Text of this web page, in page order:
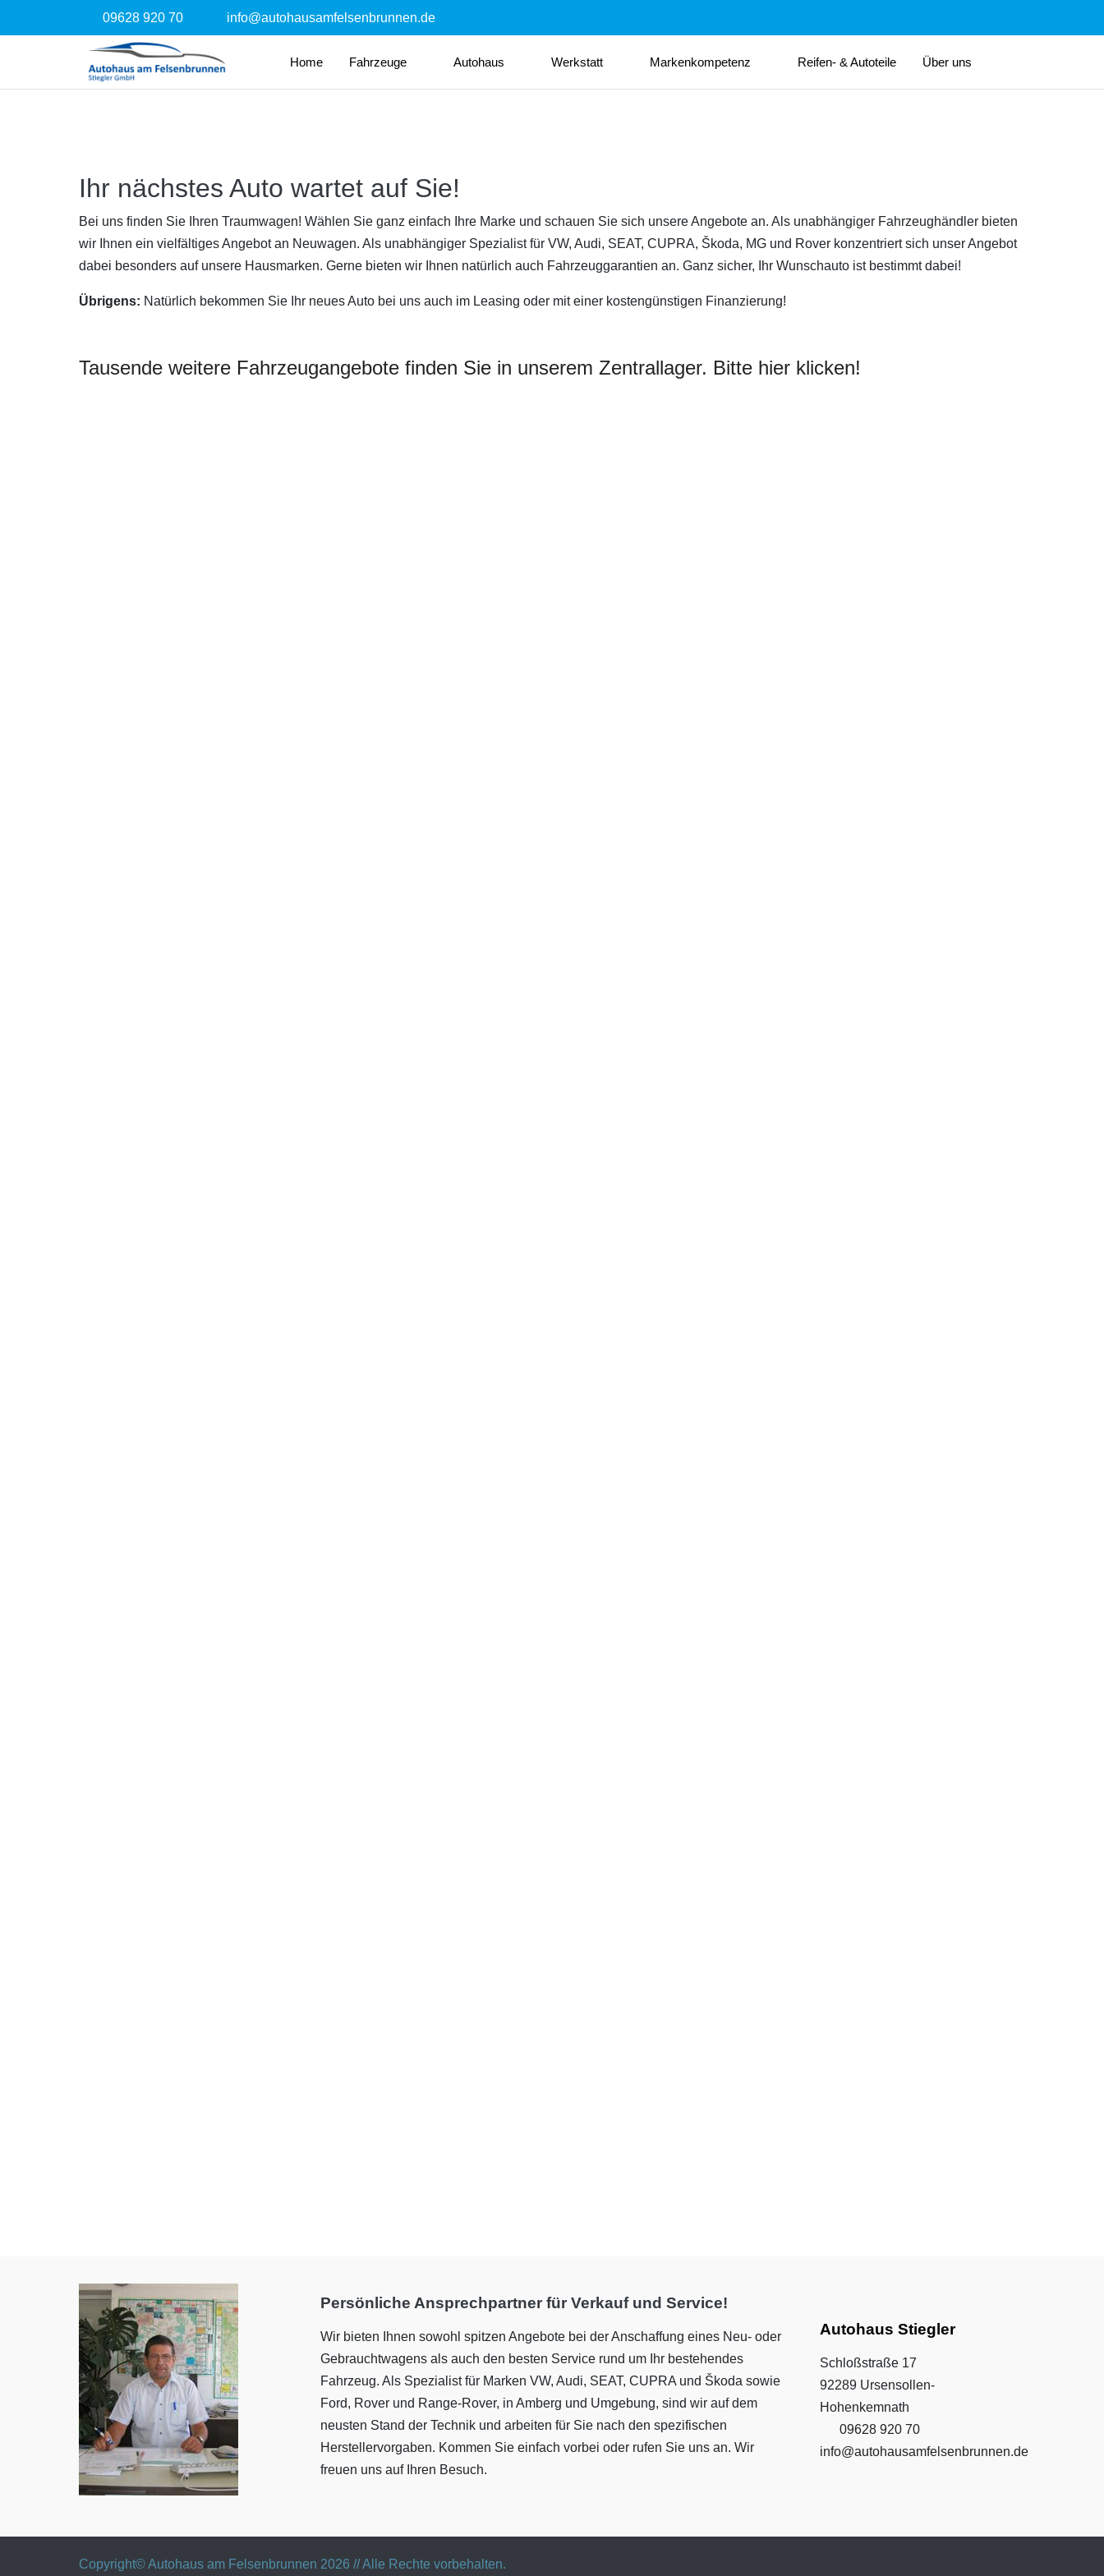
09628 920 70 info@autohausamfelsenbrunnen.de
Home Fahrzeuge Autohaus Werkstatt Markenkompetenz Reifen- & Autoteile Über uns
Ihr nächstes Auto wartet auf Sie!
Bei uns finden Sie Ihren Traumwagen! Wählen Sie ganz einfach Ihre Marke und schauen Sie sich unsere Angebote an. Als unabhängiger Fahrzeughändler bieten
wir Ihnen ein vielfältiges Angebot an Neuwagen. Als unabhängiger Spezialist für VW, Audi, SEAT, CUPRA, Škoda, MG und Rover konzentriert sich unser Angebot
dabei besonders auf unsere Hausmarken. Gerne bieten wir Ihnen natürlich auch Fahrzeuggarantien an. Ganz sicher, Ihr Wunschauto ist bestimmt dabei!
Übrigens: Natürlich bekommen Sie Ihr neues Auto bei uns auch im Leasing oder mit einer kostengünstigen Finanzierung!
Tausende weitere Fahrzeugangebote finden Sie in unserem Zentrallager. Bitte hier klicken!
Persönliche Ansprechpartner für Verkauf und Service!
Wir bieten Ihnen sowohl spitzen Angebote bei der Anschaffung eines Neu- oder
Gebrauchtwagens als auch den besten Service rund um Ihr bestehendes
Fahrzeug. Als Spezialist für Marken VW, Audi, SEAT, CUPRA und Škoda sowie
Ford, Rover und Range-Rover, in Amberg und Umgebung, sind wir auf dem
neusten Stand der Technik und arbeiten für Sie nach den spezifischen
Herstellervorgaben. Kommen Sie einfach vorbei oder rufen Sie uns an. Wir
freuen uns auf Ihren Besuch.
Autohaus Stiegler
Schloßstraße 17
92289 Ursensollen-
Hohenkemnath
09628 920 70
info@autohausamfelsenbrunnen.de
Copyright© Autohaus am Felsenbrunnen 2026 // Alle Rechte vorbehalten.